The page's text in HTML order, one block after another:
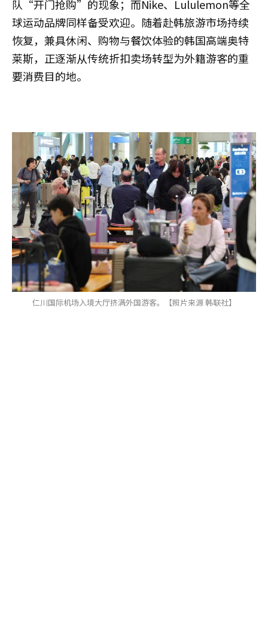
队“开门抢购”的现象；而Nike、Lululemon等全
球运动品牌同样备受欢迎。随着赴韩旅游市场持续
恢复，兼具休闲、购物与餐饮体验的韩国高端奥特
莱斯，正逐渐从传统折扣卖场转型为外籍游客的重
要消费目的地。
仁川国际机场入境大厅挤满外国游客。【照片来源 韩联社】